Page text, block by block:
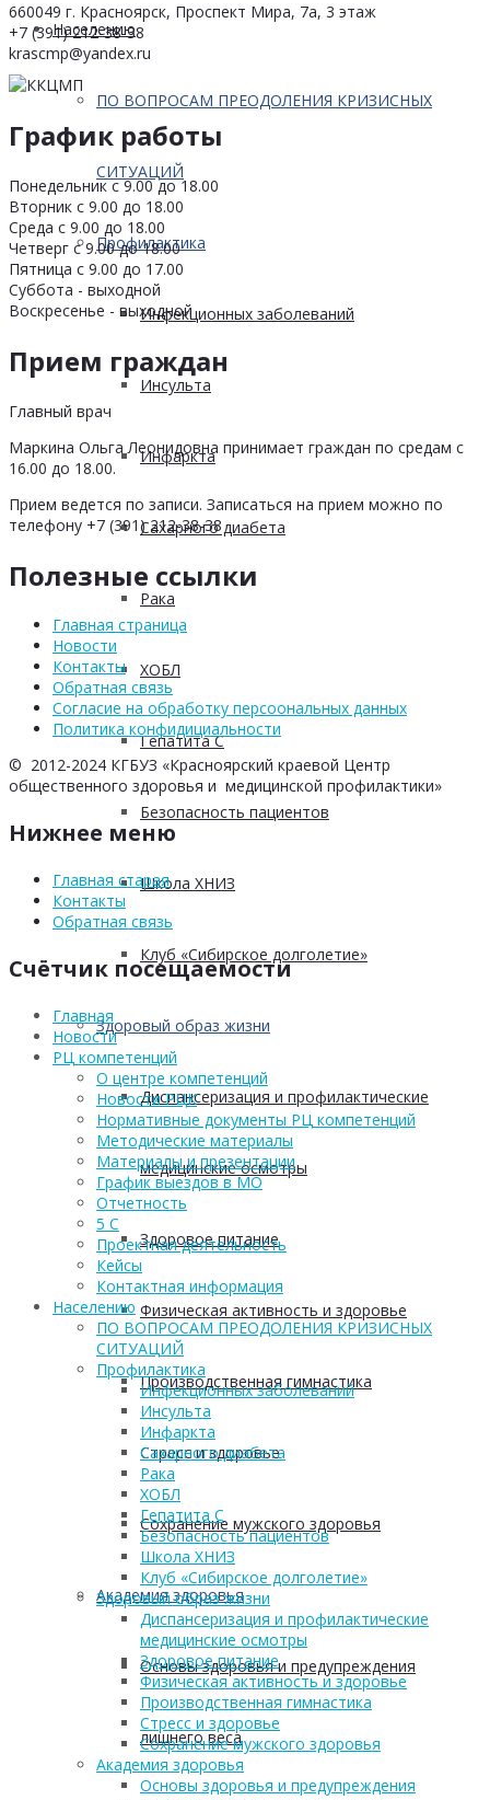
Населению
ПО ВОПРОСАМ ПРЕОДОЛЕНИЯ КРИЗИСНЫХ
СИТУАЦИЙ
Профилактика
Инфекционных заболеваний
Инсульта
Инфаркта
Сахарного диабета
Рака
ХОБЛ
Гепатита С
Безопасность пациентов
Школа ХНИЗ
Клуб «Сибирское долголетие»
Здоровый образ жизни
Диспансеризация и профилактические
медицинские осмотры
Здоровое питание
Физическая активность и здоровье
Производственная гимнастика
Стресс и здоровье
Сохранение мужского здоровья
Академия здоровья
Основы здоровья и предупреждения
лишнего веса
660049 г. Красноярск, Проспект Мира, 7а, 3 этаж
+7 (391) 212-38-38
krascmp@yandex.ru
График работы
Понедельник с 9.00 до 18.00
Вторник с 9.00 до 18.00
Среда с 9.00 до 18.00
Четверг с 9.00 до 18.00
Пятница с 9.00 до 17.00
Суббота - выходной
Воскресенье - выходной
Прием граждан
Главный врач
Маркина Ольга Леонидовна принимает граждан по средам с
16.00 до 18.00.
Прием ведется по записи. Записаться на прием можно по
телефону +7 (391) 212-38-38
Полезные ссылки
Главная страница
Новости
Контакты
Обратная связь
Согласие на обработку персоональных данных
Политика конфидициальности
© 2012-2024 КГБУЗ «Красноярский краевой Центр
общественного здоровья и медицинской профилактики»
Нижнее меню
Главная старая
Контакты
Обратная связь
Счётчик посещаемости
Главная
Новости
РЦ компетенций
О центре компетенций
Новости РЦК
Нормативные документы РЦ компетенций
Методические материалы
Материалы и презентации
График выездов в МО
Отчетность
5 С
Проектная деятельность
Кейсы
Контактная информация
Населению
ПО ВОПРОСАМ ПРЕОДОЛЕНИЯ КРИЗИСНЫХ
СИТУАЦИЙ
Профилактика
Инфекционных заболеваний
Инсульта
Инфаркта
Сахарного диабета
Рака
ХОБЛ
Гепатита С
Безопасность пациентов
Школа ХНИЗ
Клуб «Сибирское долголетие»
Здоровый образ жизни
Диспансеризация и профилактические
медицинские осмотры
Здоровое питание
Физическая активность и здоровье
Производственная гимнастика
Стресс и здоровье
Сохранение мужского здоровья
Академия здоровья
Основы здоровья и предупреждения